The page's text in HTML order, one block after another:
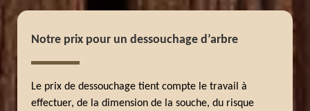
Notre prix pour un dessouchage d’arbre
Le prix de dessouchage tient compte le travail à
effectuer, de la dimension de la souche, du risque